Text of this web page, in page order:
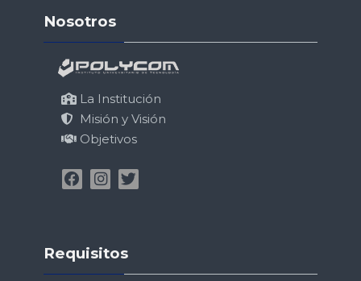
Nosotros
La Institución
Misión y Visión
Objetivos
Requisitos